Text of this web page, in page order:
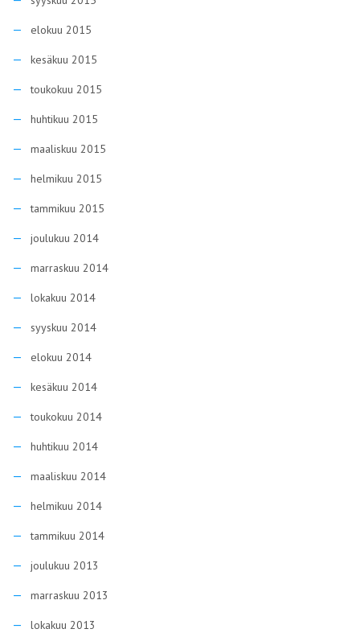
elokuu 2015
kesäkuu 2015
toukokuu 2015
huhtikuu 2015
maaliskuu 2015
helmikuu 2015
tammikuu 2015
joulukuu 2014
marraskuu 2014
lokakuu 2014
syyskuu 2014
elokuu 2014
kesäkuu 2014
toukokuu 2014
huhtikuu 2014
maaliskuu 2014
helmikuu 2014
tammikuu 2014
joulukuu 2013
marraskuu 2013
lokakuu 2013